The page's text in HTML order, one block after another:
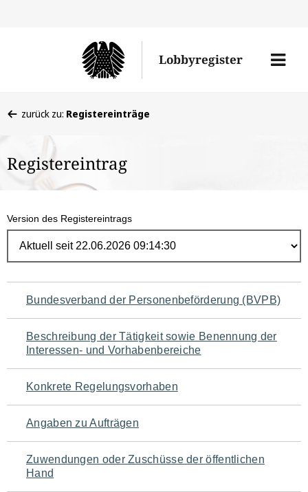
Lobbyregister
Menü
befinden
hier:
zurück zu: Registereinträge
Registereintrag
Version des Registereintrags
Navigation
für
den
Seiteninhalt
Bundesverband der Personenbeförderung (BVPB)
Beschreibung der Tätigkeit sowie Benennung der
Interessen- und Vorhabenbereiche
Konkrete Regelungsvorhaben
Angaben zu Aufträgen
Zuwendungen oder Zuschüsse der öffentlichen
Hand